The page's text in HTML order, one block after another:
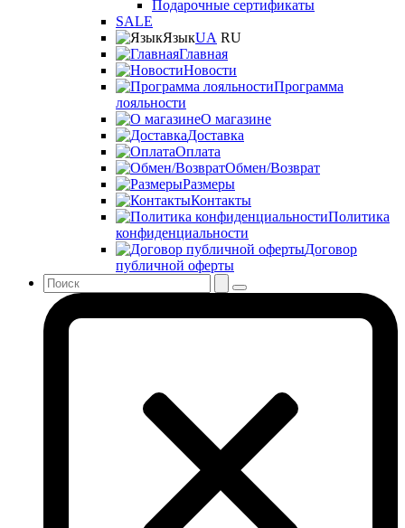
Подарочные сертификаты
SALE
ЯзыкUA RU
Главная
Новости
Программа
лояльности
О магазине
Доставка
Оплата
Обмен/Возврат
Размеры
Контакты
Политика
конфиденциальности
Договор
публичной оферты